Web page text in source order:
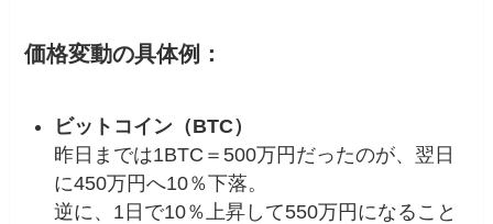
価格変動の具体例：
ビットコイン（BTC）
昨日までは1BTC＝500万円だったのが、翌日
に450万円へ10％下落。
逆に、1日で10％上昇して550万円になること